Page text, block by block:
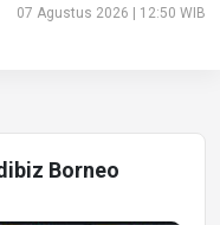
07 Agustus 2026 | 12:50 WIB
Borneo